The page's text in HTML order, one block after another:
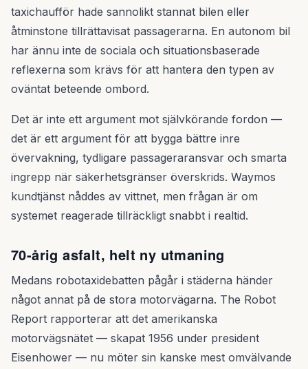
taxichaufför hade sannolikt stannat bilen eller
åtminstone tillrättavisat passagerarna. En autonom bil
har ännu inte de sociala och situationsbaserade
reflexerna som krävs för att hantera den typen av
oväntat beteende ombord.
Det är inte ett argument mot självkörande fordon —
det är ett argument för att bygga bättre inre
övervakning, tydligare passageraransvar och smarta
ingrepp när säkerhetsgränser överskrids. Waymos
kundtjänst nåddes av vittnet, men frågan är om
systemet reagerade tillräckligt snabbt i realtid.
70-årig asfalt, helt ny utmaning
Medans robotaxidebatten pågår i städerna händer
något annat på de stora motorvägarna. The Robot
Report rapporterar att det amerikanska
motorvägsnätet — skapat 1956 under president
Eisenhower — nu möter sin kanske mest omvälvande